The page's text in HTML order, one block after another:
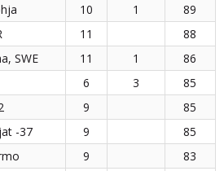
10 1
89
11
88
SWE 11 1
86
6 3
85
9
85
-37 9
85
9
83